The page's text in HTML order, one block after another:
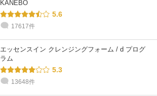
KANEBO
5.6
17617件
エッセンスイン クレンジングフォーム / d プログ
ラム
5.3
13648件